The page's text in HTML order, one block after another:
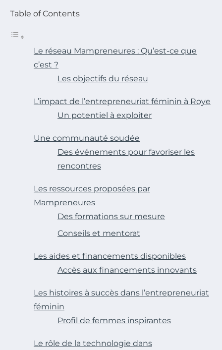
Table of Contents
Le réseau Mampreneures : Qu’est-ce que
c’est ?
Les objectifs du réseau
L’impact de l’entrepreneuriat féminin à Roye
Un potentiel à exploiter
Une communauté soudée
Des événements pour favoriser les
rencontres
Les ressources proposées par
Mampreneures
Des formations sur mesure
Conseils et mentorat
Les aides et financements disponibles
Accès aux financements innovants
Les histoires à succès dans l’entrepreneuriat
féminin
Profil de femmes inspirantes
Le rôle de la technologie dans